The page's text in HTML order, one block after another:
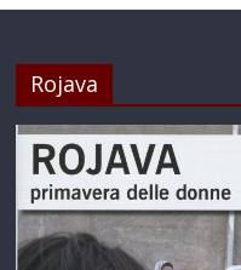
Rojava